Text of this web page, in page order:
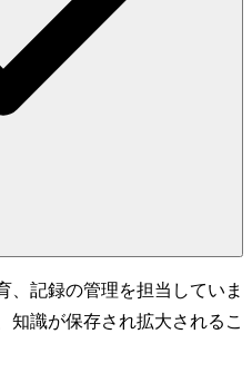
、記録の管理を担当していま
知識が保存され拡大されるこ